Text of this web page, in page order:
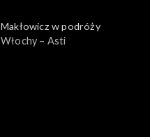
Makłowicz w podróży
Włochy – Asti